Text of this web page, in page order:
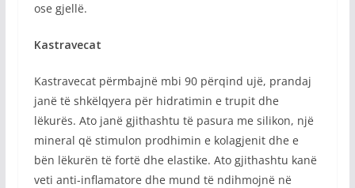
ose gjellë.
Kastravecat
Kastravecat përmbajnë mbi 90 përqind ujë, prandaj
janë të shkëlqyera për hidratimin e trupit dhe
lëkurës. Ato janë gjithashtu të pasura me silikon, një
mineral që stimulon prodhimin e kolagjenit dhe e
bën lëkurën të fortë dhe elastike. Ato gjithashtu kanë
veti anti-inflamatore dhe mund të ndihmojnë në